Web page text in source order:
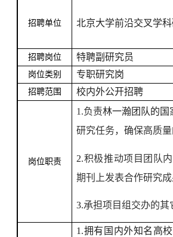
招聘单位 北京大学前沿交叉学
招聘岗位 特聘副研究员
岗位类别 专职研究岗
招聘范围 校内外公开招聘
岗位职责
1.负责林一瀚团队的国
研究任务，确保高质量
2.积极推动项目团队
期刊上发表合作研究成
3.承担项目组交办的其
1.拥有国内外知名高